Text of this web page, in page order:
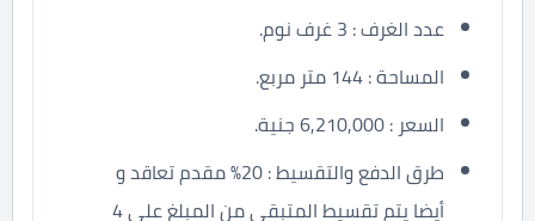
عدد الغرف : 3 غرف نوم.
المساحة : 144 متر مربع.
السعر : 6,210,000 جنية.
طرق الدفع والتقسيط : 20% مقدم تعاقد و
أيضا يتم تقسيط المتبقي من المبلغ على 4